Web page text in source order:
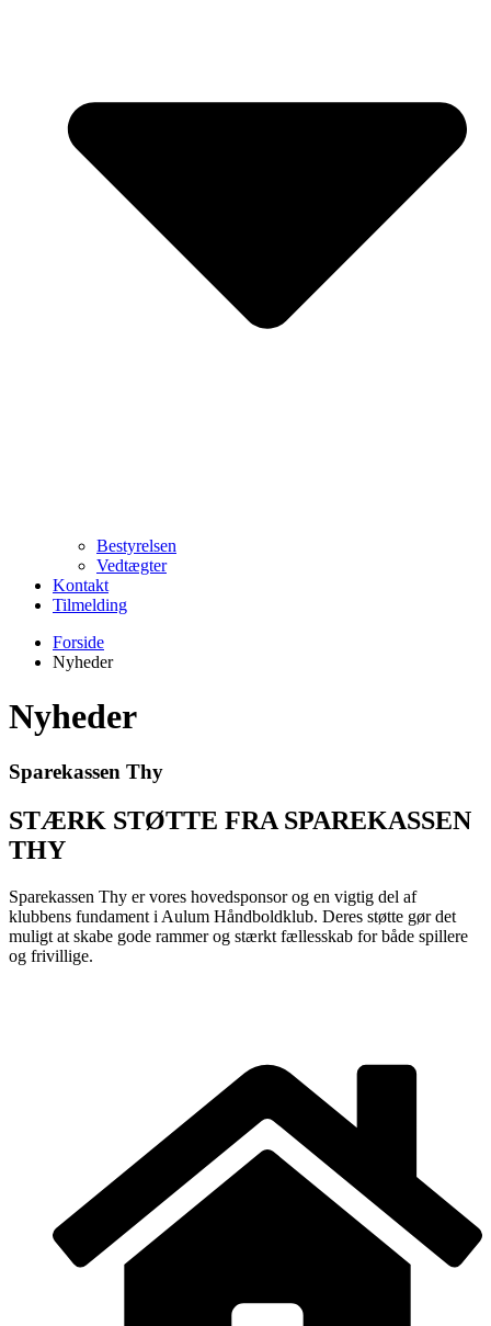
Bestyrelsen
Vedtægter
Kontakt
Tilmelding
Forside
Nyheder
Nyheder
Sparekassen Thy
STÆRK STØTTE FRA SPAREKASSEN
THY
Sparekassen Thy er vores hovedsponsor og en vigtig del af
klubbens fundament i Aulum Håndboldklub. Deres støtte gør det
muligt at skabe gode rammer og stærkt fællesskab for både spillere
og frivillige.